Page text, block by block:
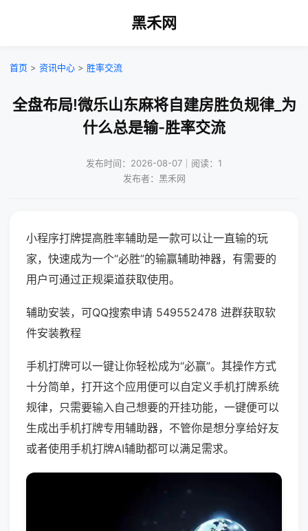
黑禾网
首页 > 资讯中心 > 胜率交流
全盘布局!微乐山东麻将自建房胜负规律_为
什么总是输-胜率交流
发布时间：2026-08-07｜阅读：1
发布者：黑禾网
小程序打牌提高胜率辅助是一款可以让一直输的玩
家，快速成为一个“必胜”的输赢辅助神器，有需要的
用户可通过正规渠道获取使用。
辅助安装，可QQ搜索申请 549552478 进群获取软
件安装教程
手机打牌可以一键让你轻松成为“必赢”。其操作方式
十分简单，打开这个应用便可以自定义手机打牌系统
规律，只需要输入自己想要的开挂功能，一键便可以
生成出手机打牌专用辅助器，不管你是想分享给好友
或者使用手机打牌AI辅助都可以满足需求。